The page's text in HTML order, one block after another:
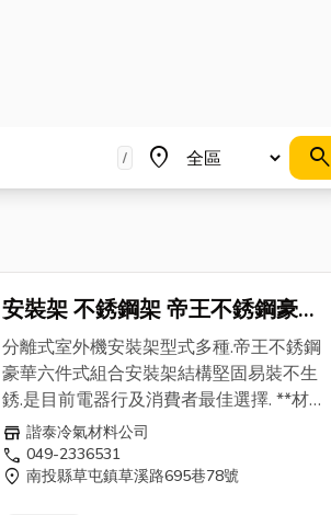
/ place
地區
search
安裝架 不銹鋼架 帝王不銹鋼豪華
組合架 小 .中 .大 .特大. 結構全不
銹鋼含配件螺絲
分離式室外機安裝架型式多種.帝王不銹鋼
豪華六件式組合安裝架結構堅固易裝不生
銹.是目前電器行及消費者最佳選擇. **材質:
不銹鋼板. 厚度2.0MM.. 配件螺絲及膨脹螺
絲(壁虎)全是不鏽鋼製品.1組6片鋼板組合
可安裝1台室外機. **規格尺寸: 1. 小 --長
store 諧泰冷氣材料公司
call 049-2336531
location_on 南投縣草屯鎮草溪路695巷78號